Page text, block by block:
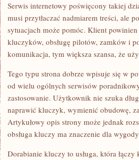
Serwis internetowy poświęcony takiej
musi przytłaczać nadmiarem treści, ale
sytuacjach może pomóc. Klient
kluczyków, obsługę pilotów, zamków i
komunikacja, tym większa szansa, że
Tego typu strona dobrze wpisuje się w
od wielu ogólnych serwisów
zastosowanie. Użytkownik nie szuka
naprawić kluczyk, wymienić obudowę,
Artykułowy opis strony może jednak
obsługa kluczy ma znaczenie dla
Dorabianie kluczy to usługa, która